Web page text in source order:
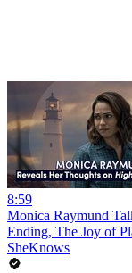
8:59
Monica Raymund
Ending, The Joy of
SheKnows